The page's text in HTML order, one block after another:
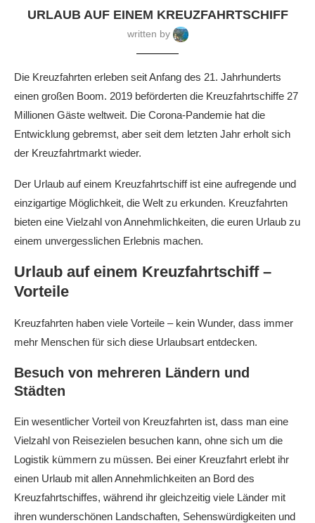
URLAUB AUF EINEM KREUZFAHRTSCHIFF
written by
Die Kreuzfahrten erleben seit Anfang des 21. Jahrhunderts
einen großen Boom. 2019 beförderten die Kreuzfahrtschiffe 27
Millionen Gäste weltweit. Die Corona-Pandemie hat die
Entwicklung gebremst, aber seit dem letzten Jahr erholt sich
der Kreuzfahrtmarkt wieder.
Der Urlaub auf einem Kreuzfahrtschiff ist eine aufregende und
einzigartige Möglichkeit, die Welt zu erkunden. Kreuzfahrten
bieten eine Vielzahl von Annehmlichkeiten, die euren Urlaub zu
einem unvergesslichen Erlebnis machen.
Urlaub auf einem Kreuzfahrtschiff –
Vorteile
Kreuzfahrten haben viele Vorteile – kein Wunder, dass immer
mehr Menschen für sich diese Urlaubsart entdecken.
Besuch von mehreren Ländern und
Städten
Ein wesentlicher Vorteil von Kreuzfahrten ist, dass man eine
Vielzahl von Reisezielen besuchen kann, ohne sich um die
Logistik kümmern zu müssen. Bei einer Kreuzfahrt erlebt ihr
einen Urlaub mit allen Annehmlichkeiten an Bord des
Kreuzfahrtschiffes, während ihr gleichzeitig viele Länder mit
ihren wunderschönen Landschaften, Sehenswürdigkeiten und